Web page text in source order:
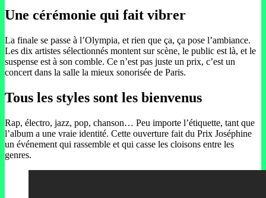
Une cérémonie qui fait vibrer
La finale se passe à l’Olympia, et rien que ça, ça pose l’ambiance.
Les dix artistes sélectionnés montent sur scène, le public est là, et le
suspense est à son comble. Ce n’est pas juste un prix, c’est un
concert dans la salle la mieux sonorisée de Paris.
Tous les styles sont les bienvenus
Rap, électro, jazz, pop, chanson… Peu importe l’étiquette, tant que
l’album a une vraie identité. Cette ouverture fait du Prix Joséphine
un événement qui rassemble et qui casse les cloisons entre les
genres.